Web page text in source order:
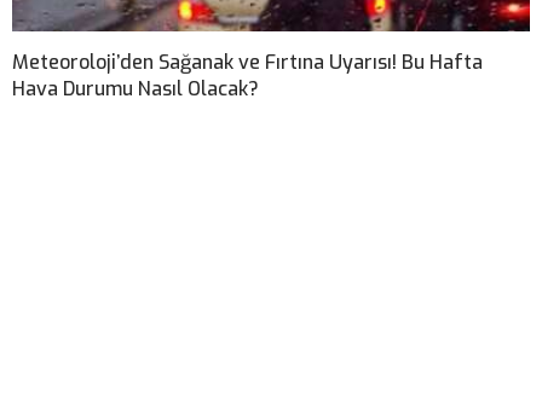
Meteoroloji’den Sağanak ve Fırtına Uyarısı! Bu Hafta
Hava Durumu Nasıl Olacak?